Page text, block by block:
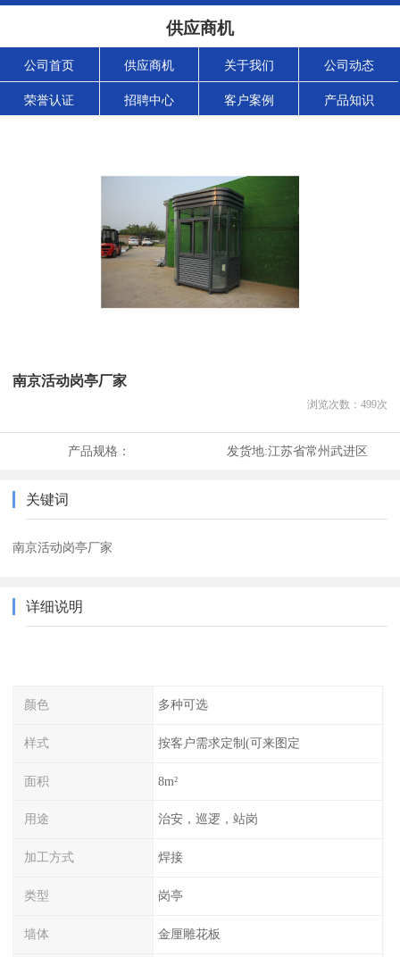
供应商机
公司首页 供应商机 关于我们 公司动态
荣誉认证 招聘中心 客户案例 产品知识
南京活动岗亭厂家
浏览次数： 499次
产品规格： 发货地:江苏省常州武进区
关键词
南京活动岗亭厂家
详细说明
颜色 多种可选
样式 按客户需求定制(可来图定
面积 8m²
用途 治安，巡逻，站岗
加工方式 焊接
类型 岗亭
墙体 金厘雕花板